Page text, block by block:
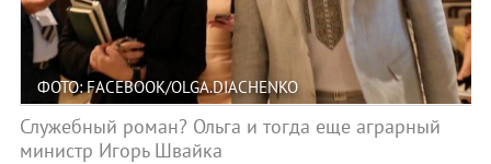
ФОТО: FACEBOOK/OLGA.DIACHENKO
Служебный роман? Ольга и тогда еще аграрный
министр Игорь Швайка